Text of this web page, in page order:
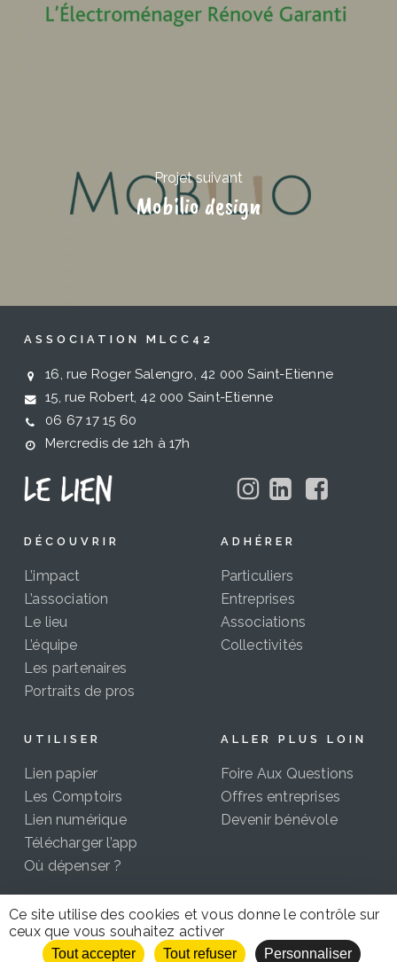
Ce site utilise des cookies et vous donne le contrôle sur
ceux que vous souhaitez activer
Tout accepter Tout refuser Personnaliser
Projet suivant
Mobilio design
ASSOCIATION MLCC42
16, rue Roger Salengro, 42 000 Saint-Etienne
15, rue Robert, 42 000 Saint-Etienne
06 67 17 15 60
Mercredis de 12h à 17h
DÉCOUVRIR
L’impact
L’association
Le lieu
L’équipe
Les partenaires
Portraits de pros
ADHÉRER
Particuliers
Entreprises
Associations
Collectivités
UTILISER
Lien papier
Les Comptoirs
Lien numérique
Télécharger l’app
Où dépenser ?
ALLER PLUS LOIN
Foire Aux Questions
Offres entreprises
Devenir bénévole
CC 2021-2026 | Certains droits réservés Le Lien 42 |